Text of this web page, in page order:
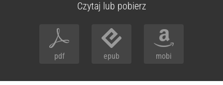
Czytaj lub pobierz
pdf epub mobi